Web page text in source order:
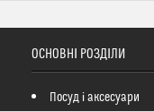
ОСНОВНІ РОЗДІЛИ
Посуд і аксесуари